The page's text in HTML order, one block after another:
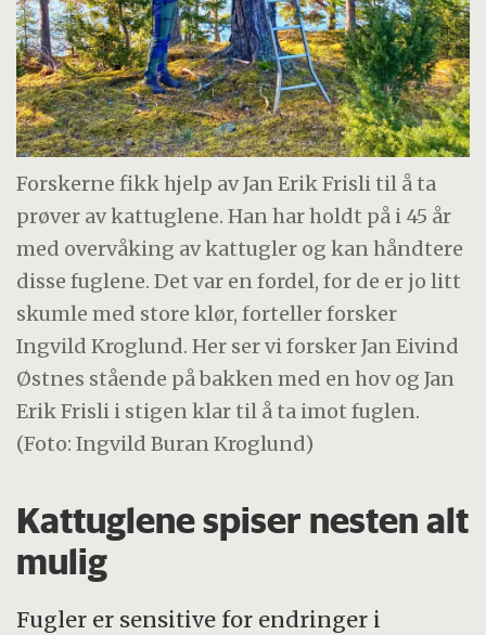
Forskerne fikk hjelp av Jan Erik Frisli til å ta
prøver av kattuglene. Han har holdt på i 45 år
med overvåking av kattugler og kan håndtere
disse fuglene. Det var en fordel, for de er jo litt
skumle med store klør, forteller forsker
Ingvild Kroglund. Her ser vi forsker Jan Eivind
Østnes stående på bakken med en hov og Jan
Erik Frisli i stigen klar til å ta imot fuglen.
(Foto: Ingvild Buran Kroglund)
Kattuglene spiser nesten alt
mulig
Fugler er sensitive for endringer i